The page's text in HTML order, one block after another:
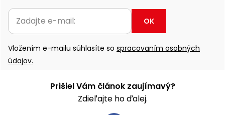
OK
Vložením e-mailu súhlasíte so spracovaním osobných
údajov.
Prišiel Vám článok zaujímavý?
Zdieľajte ho ďalej.